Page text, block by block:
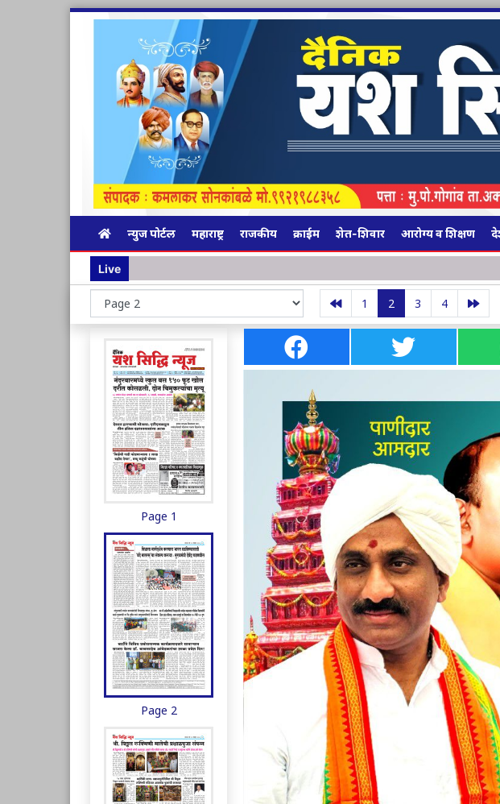
न्युज पोर्टल महाराष्ट्र राजकीय क्राईम शेत-शिवार आरोग्य व शिक्षण
Live
1 2 3 4
Page 1
Page 2